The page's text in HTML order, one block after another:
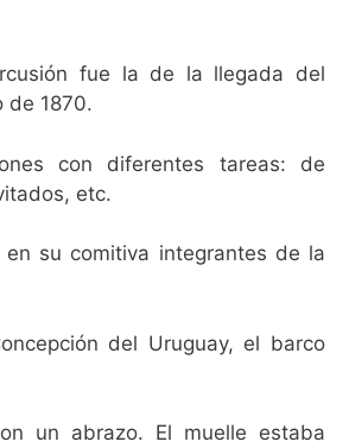
fue la de la llegada del
de 1870.
con diferentes tareas: de
etc.
su comitiva integrantes de la
del Uruguay, el barco
un abrazo. El muelle estaba